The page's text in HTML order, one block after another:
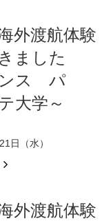
外渡航体験
ました
ンス パ
大学～
日（水）
外渡航体験